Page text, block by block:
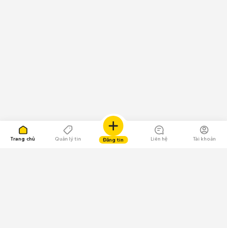
Trang chủ Quản lý tin Đăng tin Liên hệ Tài khoản